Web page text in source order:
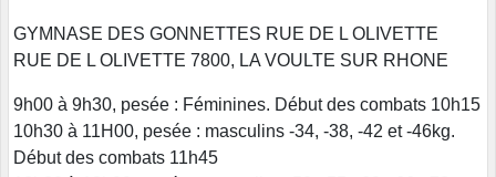
GYMNASE DES GONNETTES RUE DE L OLIVETTE
RUE DE L OLIVETTE 7800, LA VOULTE SUR RHONE
9h00 à 9h30, pesée : Féminines. Début des combats 10h15
10h30 à 11H00, pesée : masculins -34, -38, -42 et -46kg.
Début des combats 11h45